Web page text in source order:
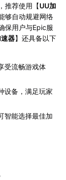
推荐使用【UU加
够自动规避网络
保用户与Epic服
器】还具备以下
受流畅游戏体
设备，满足玩家
智能选择最佳加